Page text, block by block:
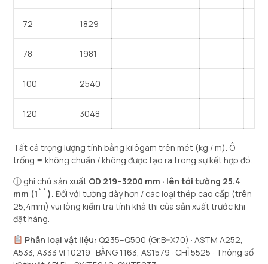
72 1829
78 1981
100 2540
120 3048
Tất cả trọng lượng tính bằng kilôgam trên mét (kg / m). Ô
trống = không chuẩn / không được tạo ra trong sự kết hợp đó.
ⓘ ghi chú sản xuất OD 219–3200 mm · lên tới tường 25.4
mm (1``). Đối với tường dày hơn / các loại thép cao cấp (trên
25,4mm) vui lòng kiểm tra tính khả thi của sản xuất trước khi
đặt hàng.
Phân loại vật liệu: Q235–Q500 (Gr.B–X70) · ASTM A252,
A533, A333·VI 10219 · BẰNG 1163, AS1579 · CHỈ 5525 · Thông số